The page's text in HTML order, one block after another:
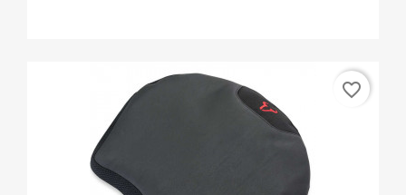
favorite_border